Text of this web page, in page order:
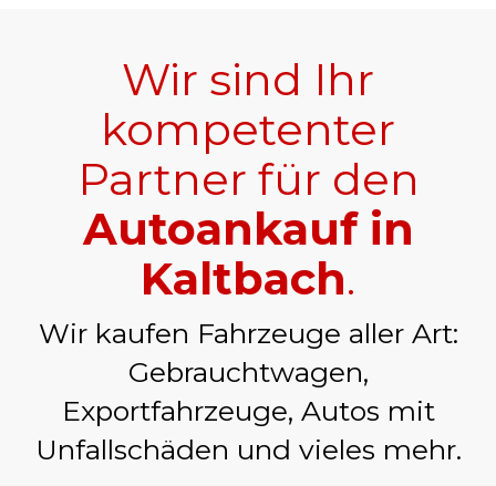
Wir sind Ihr
kompetenter
Partner für den
Autoankauf in
Kaltbach.
Wir kaufen Fahrzeuge aller Art:
Gebrauchtwagen,
Exportfahrzeuge, Autos mit
Unfallschäden und vieles mehr.